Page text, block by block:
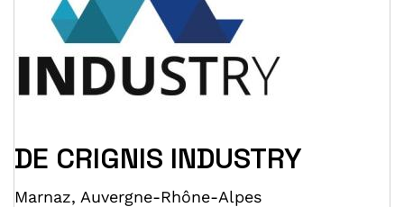
DE CRIGNIS INDUSTRY
Marnaz, Auvergne-Rhône-Alpes